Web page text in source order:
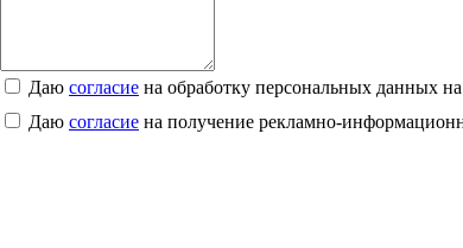
Даю согласие на обработку персональных данных
Даю согласие на получение рекламно-